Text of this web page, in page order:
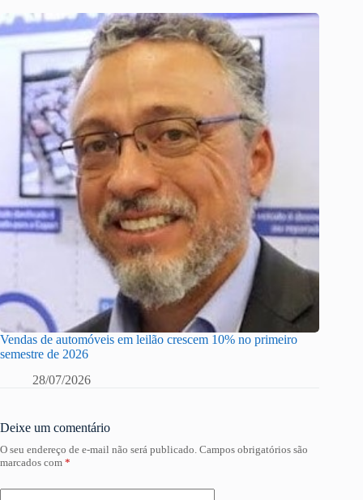
Vendas de automóveis em leilão crescem 10% no primeiro
semestre de 2026
28/07/2026
Deixe um comentário
O seu endereço de e-mail não será publicado. Campos obrigatórios são
marcados com *